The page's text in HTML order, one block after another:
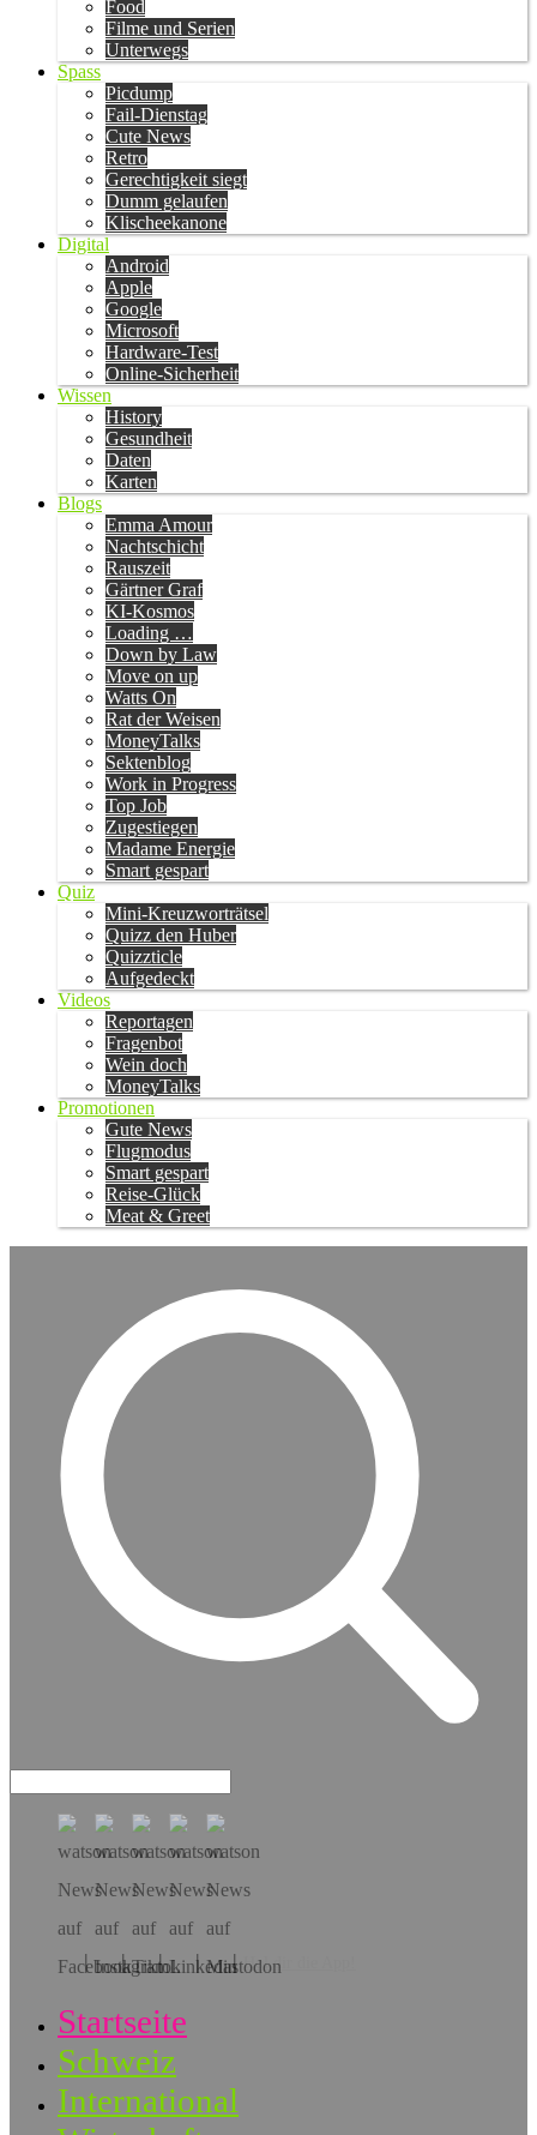
Food
Filme und Serien
Unterwegs
Spass
Picdump
Fail-Dienstag
Cute News
Retro
Gerechtigkeit siegt
Dumm gelaufen
Klischeekanone
Digital
Android
Apple
Google
Microsoft
Hardware-Test
Online-Sicherheit
Wissen
History
Gesundheit
Daten
Karten
Blogs
Emma Amour
Nachtschicht
Rauszeit
Gärtner Graf
KI-Kosmos
Loading …
Down by Law
Move on up
Watts On
Rat der Weisen
MoneyTalks
Sektenblog
Work in Progress
Top Job
Zugestiegen
Madame Energie
Smart gespart
Quiz
Mini-Kreuzworträtsel
Quizz den Huber
Quizzticle
Aufgedeckt
Videos
Reportagen
Fragenbot
Wein doch
MoneyTalks
Promotionen
Gute News
Flugmodus
Smart gespart
Reise-Glück
Meat & Greet
Hol dir die App!
Startseite
Schweiz
International